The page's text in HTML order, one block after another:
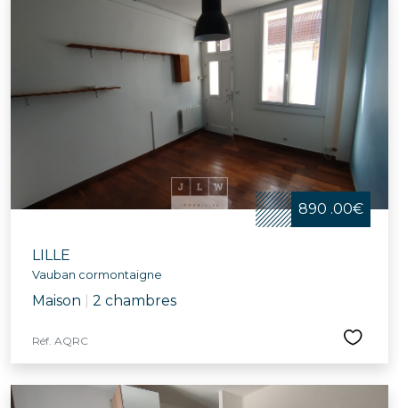
890 .00€
LILLE
Vauban cormontaigne
Maison 2 chambres
Réf. AQRC